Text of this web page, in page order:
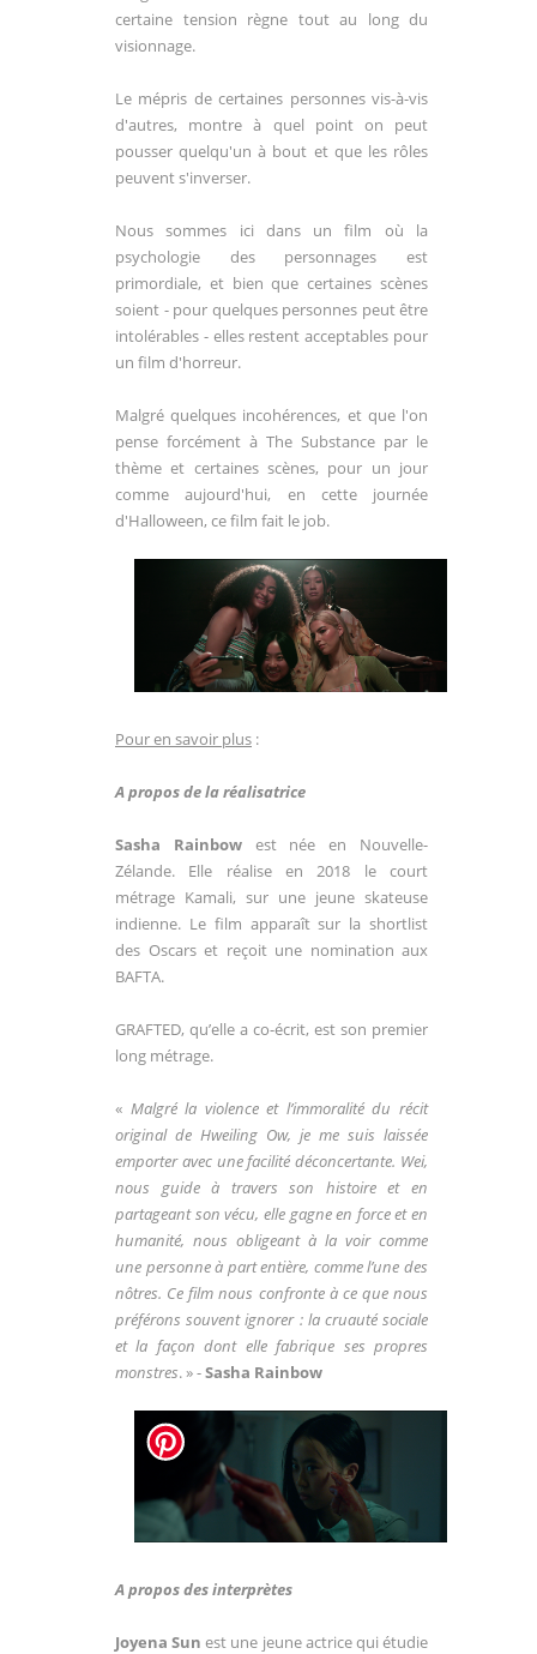
certaine tension règne tout au long du
visionnage.
Le mépris de certaines personnes vis-à-vis
d'autres, montre à quel point on peut
pousser quelqu'un à bout et que les rôles
peuvent s'inverser.
Nous sommes ici dans un film où la
psychologie des personnages est
primordiale, et bien que certaines scènes
soient - pour quelques personnes peut être
intolérables - elles restent acceptables pour
un film d'horreur.
Malgré quelques incohérences, et que l'on
pense forcément à The Substance par le
thème et certaines scènes, pour un jour
comme aujourd'hui, en cette journée
d'Halloween, ce film fait le job.
Pour en savoir plus :
A propos de la réalisatrice
Sasha Rainbowest née en Nouvelle-
Zélande. Elle réalise en 2018 le court
métrage Kamali, sur une jeune skateuse
indienne. Le film apparaît sur la shortlist
des Oscars et reçoit une nomination aux
BAFTA.
GRAFTED, qu’elle a co-écrit, est son premier
long métrage.
« Malgré la violence et l’immoralité du récit
original de Hweiling Ow, je me suis laissée
emporter avec une facilité déconcertante. Wei,
nous guide à travers son histoire et en
partageant son vécu, elle gagne en force et en
humanité, nous obligeant à la voir comme
une personne à part entière, comme l’une des
nôtres. Ce film nous confronte à ce que nous
préférons souvent ignorer : la cruauté sociale
et la façon dont elle fabrique ses propres
monstres. » -Sasha Rainbow
A propos des interprètes
Joyena Sun est une jeune actrice qui étudie